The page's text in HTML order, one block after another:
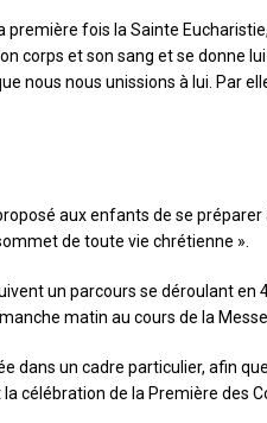
fois la Sainte
corps et son sang et se donne
nous nous unissions à lui. Par
aux enfants de se préparer
de toute vie chrétienne ».
un parcours se déroulant en
matin au cours de la Messe.
dans un cadre particulier, afin
célébration de la Première des